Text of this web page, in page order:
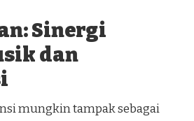
Sinergi
dan
mungkin tampak sebagai